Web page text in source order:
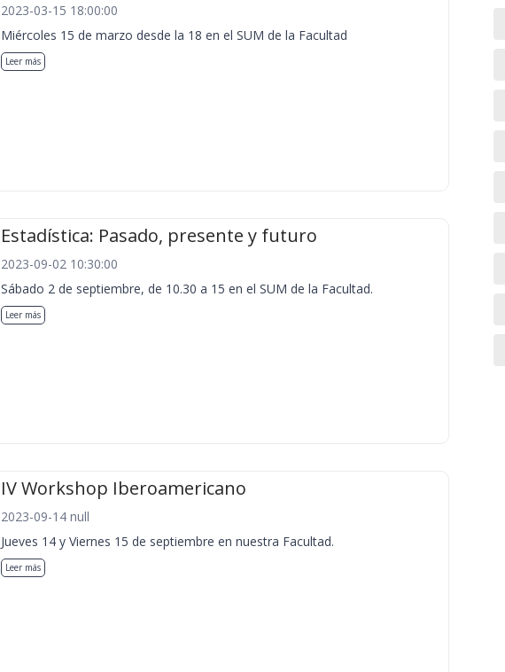
2023-03-15 18:00:00
Miércoles 15 de marzo desde la 18 en el SUM de la Facultad
Leer más
Estadística: Pasado, presente y futuro
2023-09-02 10:30:00
Sábado 2 de septiembre, de 10.30 a 15 en el SUM de la Facultad.
Leer más
IV Workshop Iberoamericano
2023-09-14 null
Jueves 14 y Viernes 15 de septiembre en nuestra Facultad.
Leer más